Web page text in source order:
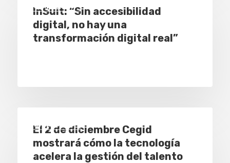
Empresas
InSuit: “Sin accesibilidad
digital, no hay una
transformación digital real”
Empresas
El 2 de diciembre Cegid
mostrará cómo la tecnología
acelera la gestión del talento
Quiénes